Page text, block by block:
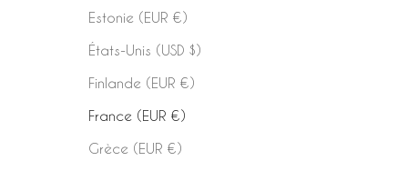
Estonie (EUR €)
États-Unis (USD $)
Finlande (EUR €)
France (EUR €)
Grèce (EUR €)